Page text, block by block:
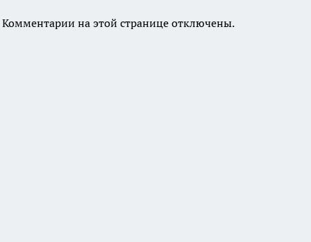
Комментарии на этой странице отключены.